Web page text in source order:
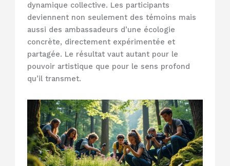
dynamique collective. Les participants
deviennent non seulement des témoins mais
aussi des ambassadeurs d’une écologie
concrète, directement expérimentée et
partagée. Le résultat vaut autant pour le
pouvoir artistique que pour le sens profond
qu’il transmet.